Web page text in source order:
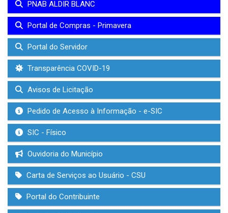
PNAB ALDIR BLANC
Portal de Compras - Primavera
Portal do Servidor
Transparência COVID-19
Avisos de Licitação
Pedido de Acesso à Informação - e-SIC
SIC - Físico
Ouvidoria do Município
Carta de Serviços ao Usuário - CSU
Portal do Contribuinte